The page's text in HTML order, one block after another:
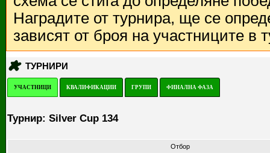
Наградите от турнира, ще се
зависят от броя на участниците в
ТУРНИРИ
УЧАСТНИЦИ КВАЛИФИКАЦИИ ГРУПИ ФИНАЛНА ФАЗА
Турнир: Silver Cup 134
Отбор